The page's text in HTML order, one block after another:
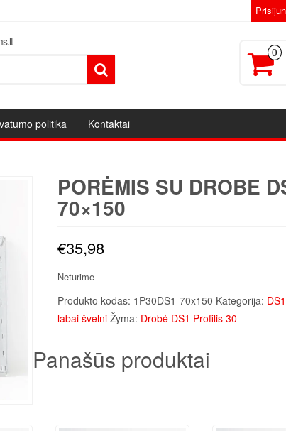
0
politika Kontaktai
PORĖMIS SU DROBE
70×150
€35,98
Neturime
Produkto kodas: 1P30DS1-70x150 Kategorija:
labai švelni Žyma: Drobė DS1 Profilis 30
Panašūs produktai